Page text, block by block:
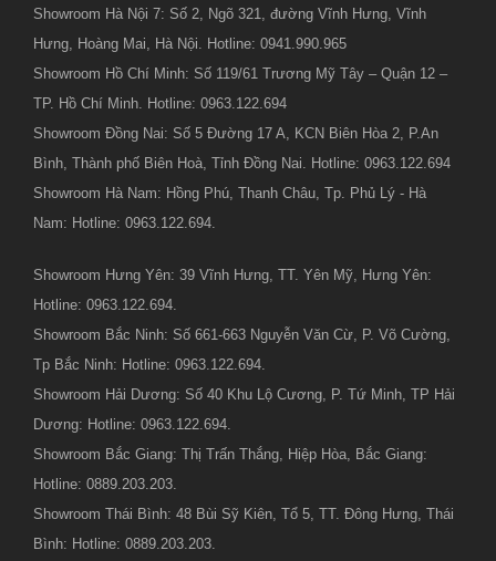
Showroom Hà Nội 7: Số 2, Ngõ 321, đường Vĩnh Hưng, Vĩnh
Hưng, Hoàng Mai, Hà Nội. Hotline: 0941.990.965
Showroom Hồ Chí Minh: Số 119/61 Trương Mỹ Tây – Quận 12 –
TP. Hồ Chí Minh. Hotline: 0963.122.694
Showroom Đồng Nai: Số 5 Đường 17 A, KCN Biên Hòa 2, P.An
Bình, Thành phố Biên Hoà, Tỉnh Đồng Nai. Hotline: 0963.122.694
Showroom Hà Nam: Hồng Phú, Thanh Châu, Tp. Phủ Lý - Hà
Nam: Hotline: 0963.122.694.
Showroom Hưng Yên: 39 Vĩnh Hưng, TT. Yên Mỹ, Hưng Yên:
Hotline: 0963.122.694.
Showroom Bắc Ninh: Số 661-663 Nguyễn Văn Cừ, P. Võ Cường,
Tp Bắc Ninh: Hotline: 0963.122.694.
Showroom Hải Dương: Số 40 Khu Lộ Cương, P. Tứ Minh, TP Hải
Dương: Hotline: 0963.122.694.
Showroom Bắc Giang: Thị Trấn Thắng, Hiệp Hòa, Bắc Giang:
Hotline: 0889.203.203.
Showroom Thái Bình: 48 Bùi Sỹ Kiên, Tổ 5, TT. Đông Hưng, Thái
Bình: Hotline: 0889.203.203.